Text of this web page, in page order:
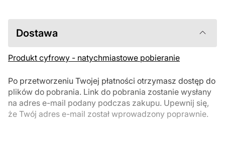
Dostawa
Produkt cyfrowy - natychmiastowe pobieranie
Po przetworzeniu Twojej płatności otrzymasz dostęp do
plików do pobrania. Link do pobrania zostanie wysłany
na adres e-mail podany podczas zakupu. Upewnij się,
że Twój adres e-mail został wprowadzony poprawnie.